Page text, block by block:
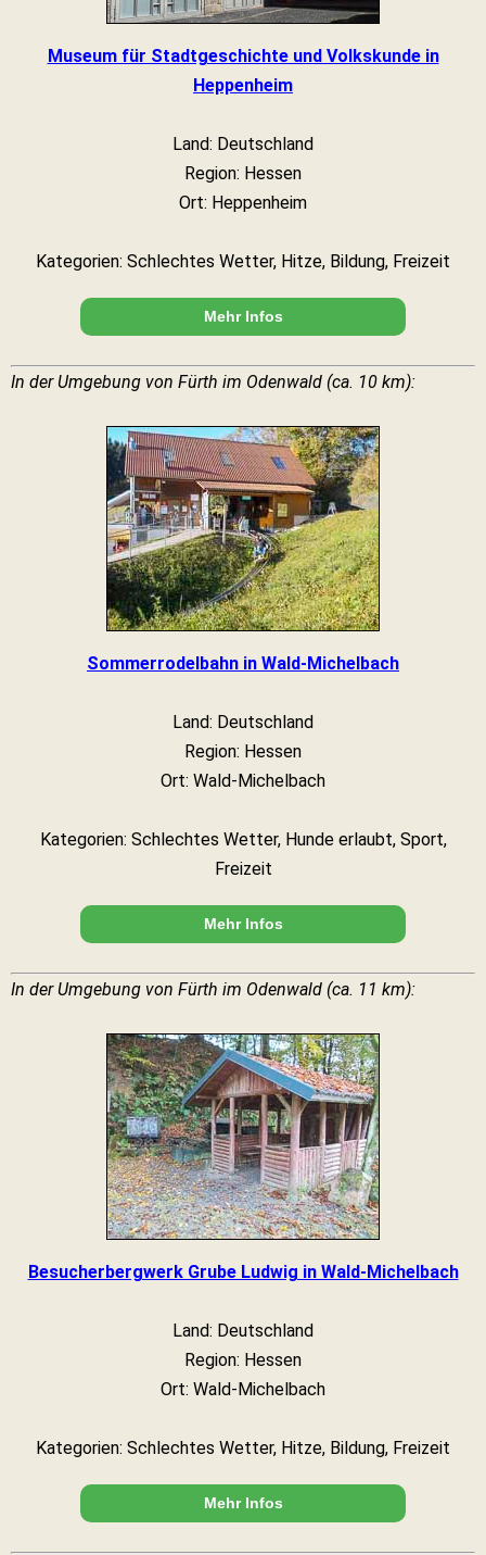
Museum für Stadtgeschichte und Volkskunde in
Heppenheim
Land: Deutschland
Region: Hessen
Ort: Heppenheim
Kategorien: Schlechtes Wetter, Hitze, Bildung, Freizeit
Mehr Infos
In der Umgebung von Fürth im Odenwald (ca. 10 km):
Sommerrodelbahn in Wald-Michelbach
Land: Deutschland
Region: Hessen
Ort: Wald-Michelbach
Kategorien: Schlechtes Wetter, Hunde erlaubt, Sport,
Freizeit
Mehr Infos
In der Umgebung von Fürth im Odenwald (ca. 11 km):
Besucherbergwerk Grube Ludwig in Wald-Michelbach
Land: Deutschland
Region: Hessen
Ort: Wald-Michelbach
Kategorien: Schlechtes Wetter, Hitze, Bildung, Freizeit
Mehr Infos